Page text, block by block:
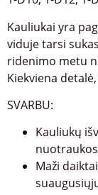
Kauliukai yra
viduje tarsi
ridenimo metu
Kiekviena
SVARBU:
Kauliukų
Maži